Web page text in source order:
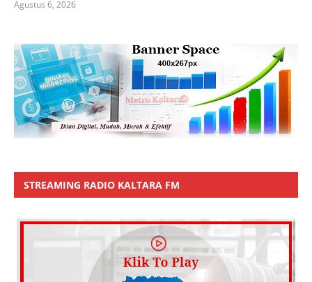
Agustus 6, 2026
STREAMING RADIO KALTARA FM